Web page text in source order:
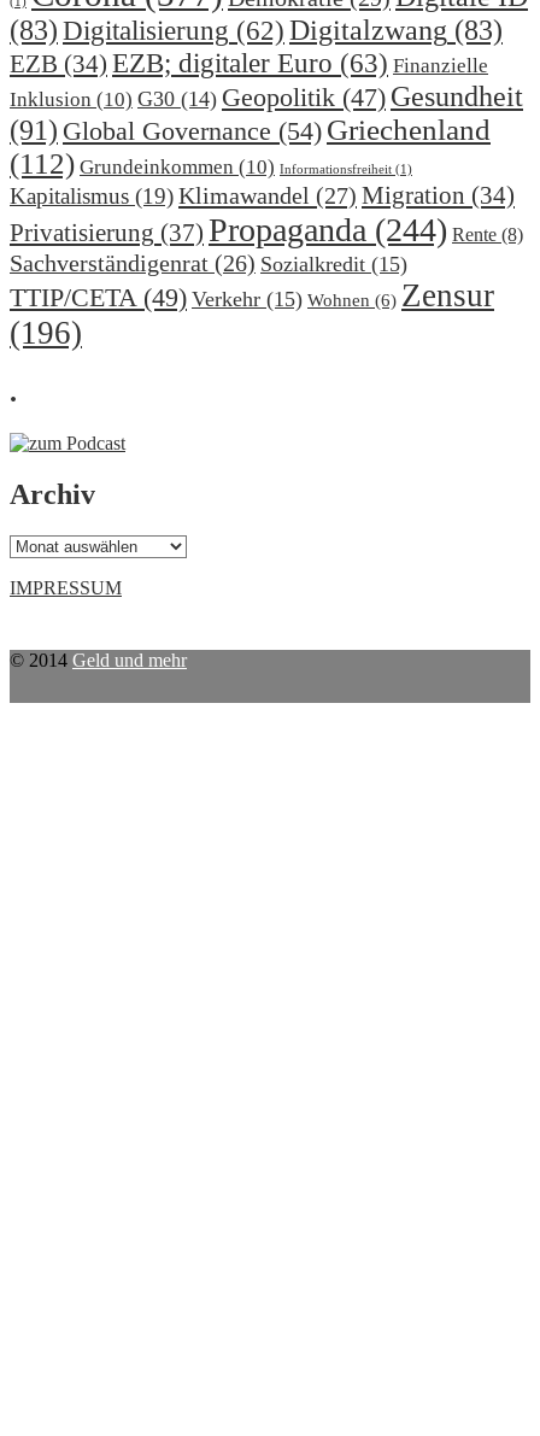
(83) Digitalisierung (62) Digitalzwang (83)
EZB (34) EZB; digitaler Euro (63) Finanzielle
Inklusion (10) G30 (14) Geopolitik (47) Gesundheit
(91) Global Governance (54) Griechenland
(112) Grundeinkommen (10) Informationsfreiheit (1)
Kapitalismus (19)Klimawandel (27) Migration (34)
Privatisierung (37) Propaganda (244) Rente (8)
Sachverständigenrat (26) Sozialkredit (15)
TTIP/CETA(49) Verkehr (15) Wohnen (6) Zensur
(196)
.
Archiv
Archiv
IMPRESSUM
© 2014 Geld und mehr